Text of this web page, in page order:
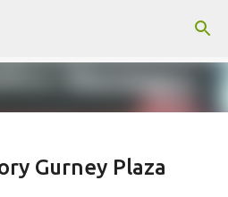
最强的 -- Dual
Gurney Plaza